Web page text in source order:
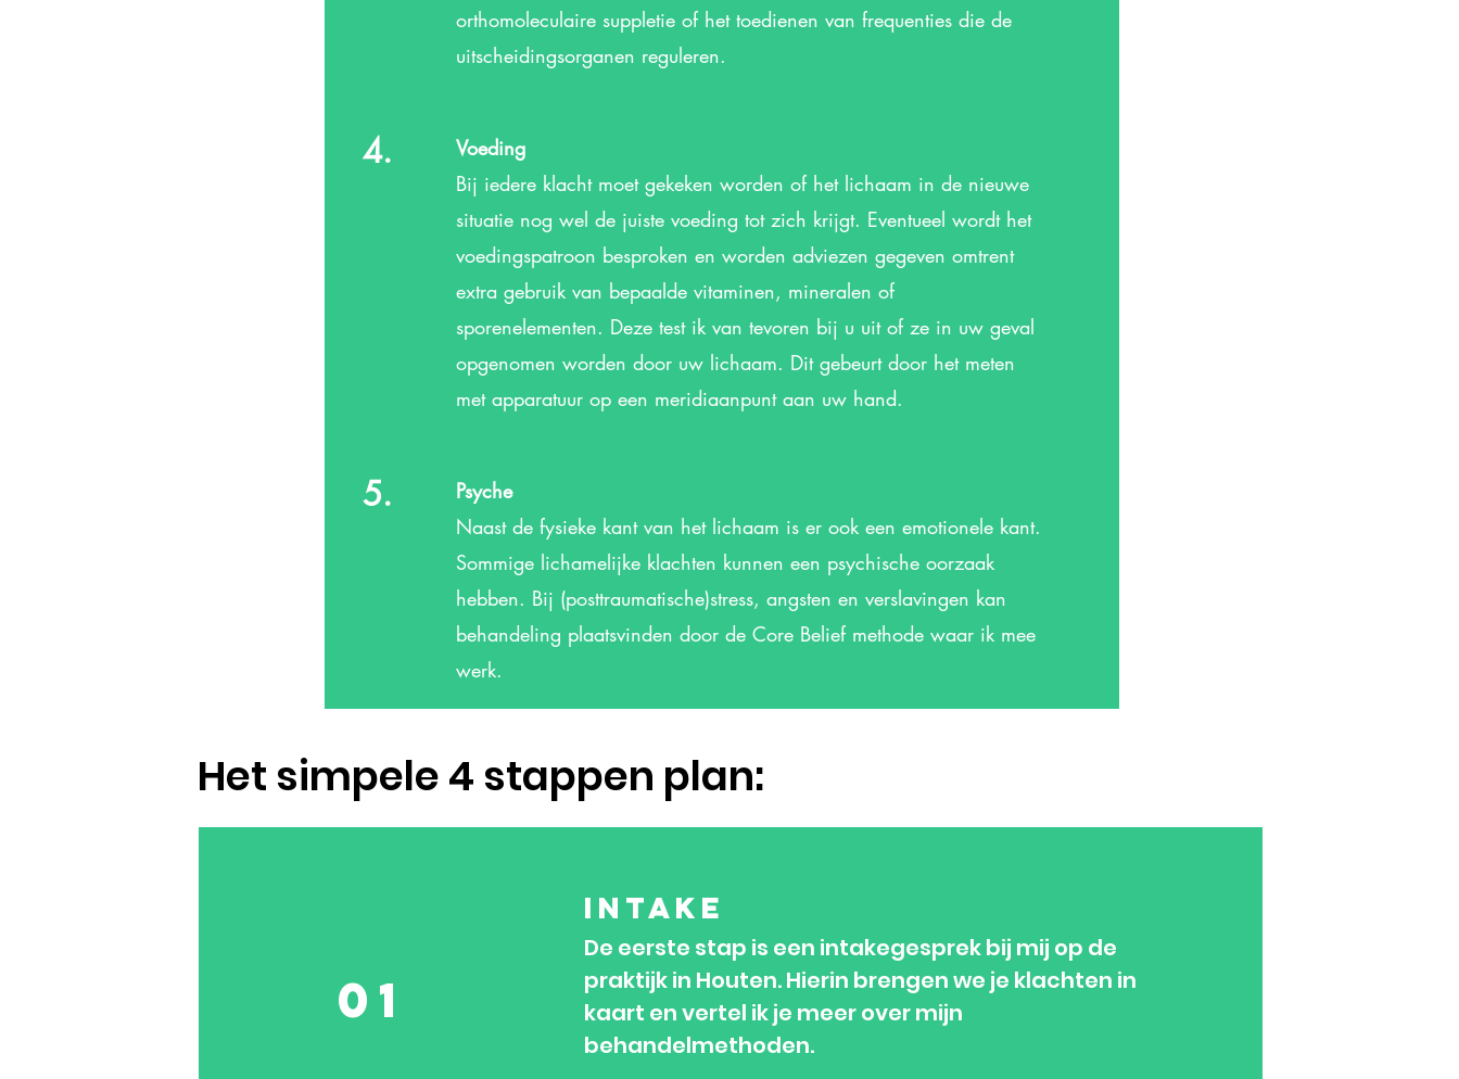
Het simpele 4 stappen plan:
orthomoleculaire suppletie of het toedienen van frequenties die de
uitscheidingsorganen reguleren.
4.
Voeding
Bij iedere klacht moet gekeken worden of het lichaam in de nieuwe
situatie nog wel de juiste voeding tot zich krijgt. Eventueel wordt het
voedingspatroon besproken en worden adviezen gegeven omtrent
extra gebruik van bepaalde vitaminen, mineralen of
sporenelementen. Deze test ik van tevoren bij u uit of ze in uw geval
opgenomen worden door uw lichaam. Dit gebeurt door het meten
met apparatuur op een meridiaanpunt aan uw hand.
5.
Psyche
Naast de fysieke kant van het lichaam is er ook een emotionele kant.
Sommige lichamelijke klachten kunnen een psychische oorzaak
hebben. Bij (posttraumatische)stress, angsten en verslavingen kan
behandeling plaatsvinden door de Core Belief methode waar ik mee
werk.
01
Intake
De eerste stap is een intakegesprek bij mij op de
praktijk in Houten. Hierin brengen we je klachten in
kaart en vertel ik je meer over mijn
behandelmethoden.